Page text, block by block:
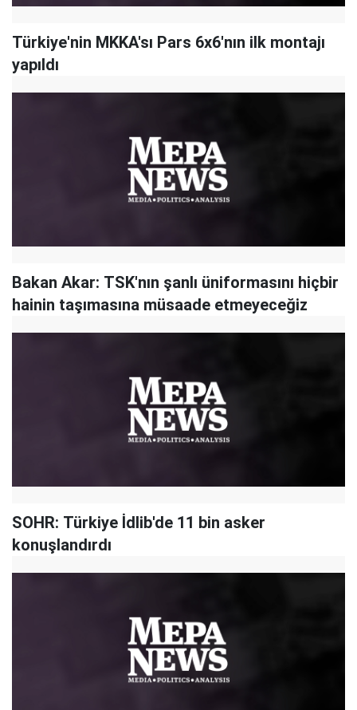
Türkiye'nin MKKA'sı Pars 6x6'nın ilk montajı
yapıldı
Bakan Akar: TSK'nın şanlı üniformasını hiçbir
hainin taşımasına müsaade etmeyeceğiz
SOHR: Türkiye İdlib'de 11 bin asker
konuşlandırdı